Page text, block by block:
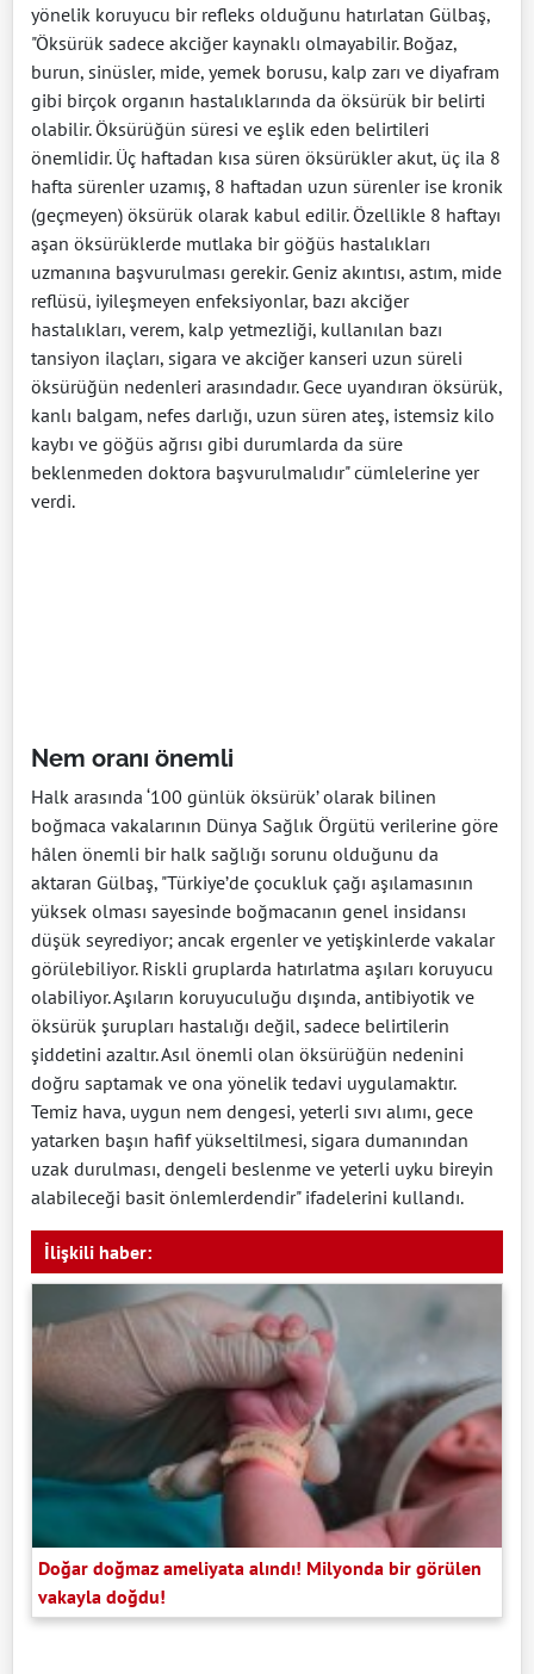
yönelik koruyucu bir refleks olduğunu hatırlatan Gülbaş,
"Öksürük sadece akciğer kaynaklı olmayabilir. Boğaz,
burun, sinüsler, mide, yemek borusu, kalp zarı ve diyafram
gibi birçok organın hastalıklarında da öksürük bir belirti
olabilir. Öksürüğün süresi ve eşlik eden belirtileri
önemlidir. Üç haftadan kısa süren öksürükler akut, üç ila 8
hafta sürenler uzamış, 8 haftadan uzun sürenler ise kronik
(geçmeyen) öksürük olarak kabul edilir. Özellikle 8 haftayı
aşan öksürüklerde mutlaka bir göğüs hastalıkları
uzmanına başvurulması gerekir. Geniz akıntısı, astım, mide
reflüsü, iyileşmeyen enfeksiyonlar, bazı akciğer
hastalıkları, verem, kalp yetmezliği, kullanılan bazı
tansiyon ilaçları, sigara ve akciğer kanseri uzun süreli
öksürüğün nedenleri arasındadır. Gece uyandıran öksürük,
kanlı balgam, nefes darlığı, uzun süren ateş, istemsiz kilo
kaybı ve göğüs ağrısı gibi durumlarda da süre
beklenmeden doktora başvurulmalıdır" cümlelerine yer
verdi.
Nem oranı önemli
Halk arasında ‘100 günlük öksürük’ olarak bilinen
boğmaca vakalarının Dünya Sağlık Örgütü verilerine göre
hâlen önemli bir halk sağlığı sorunu olduğunu da
aktaran Gülbaş, "Türkiye’de çocukluk çağı aşılamasının
yüksek olması sayesinde boğmacanın genel insidansı
düşük seyrediyor; ancak ergenler ve yetişkinlerde vakalar
görülebiliyor. Riskli gruplarda hatırlatma aşıları koruyucu
olabiliyor. Aşıların koruyuculuğu dışında, antibiyotik ve
öksürük şurupları hastalığı değil, sadece belirtilerin
şiddetini azaltır. Asıl önemli olan öksürüğün nedenini
doğru saptamak ve ona yönelik tedavi uygulamaktır.
Temiz hava, uygun nem dengesi, yeterli sıvı alımı, gece
yatarken başın hafif yükseltilmesi, sigara dumanından
uzak durulması, dengeli beslenme ve yeterli uyku bireyin
alabileceği basit önlemlerdendir" ifadelerini kullandı.
İlişkili haber:
Doğar doğmaz ameliyata alındı! Milyonda bir görülen
vakayla doğdu!